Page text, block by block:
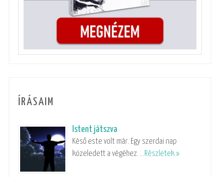
ÍRÁSAIM
Istent játszva
Késő este volt már. Egy szerdai nap
közeledett a végéhez. …Részletek »